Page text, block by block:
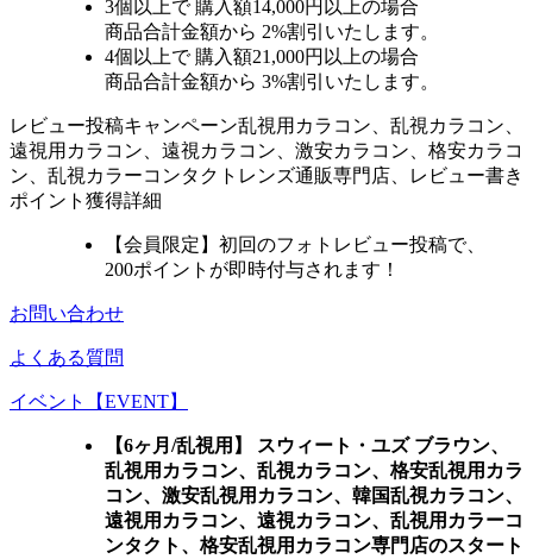
3個 以上で 購入額14,000円以上の場合
商品合計金額から 2%割引いたします。
4個 以上で 購入額21,000円以上の場合
商品合計金額から 3%割引いたします。
レビュー投稿キャンペーン乱視用カラコン、乱視カラコン、
遠視用カラコン、遠視カラコン、激安カラコン、格安カラコ
ン、乱視カラーコンタクトレンズ通販専門店、レビュー書き
ポイント獲得詳細
【会員限定】初回のフォトレビュー投稿で、
200ポイント が即時付与されます！
お問い合わせ
よくある質問
イベント【EVENT】
【6ヶ月/乱視用】 スウィート・ユズ ブラウン、
乱視用カラコン、乱視カラコン、格安乱視用カラ
コン、激安乱視用カラコン、韓国乱視カラコン、
遠視用カラコン、遠視カラコン、乱視用カラーコ
ンタクト、格安乱視用カラコン専門店のスタート